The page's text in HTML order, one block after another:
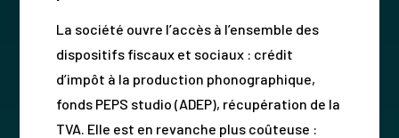
La société ouvre l’accès à l’ensemble des
dispositifs fiscaux et sociaux : crédit
d’impôt à la production phonographique,
fonds PEPS studio (ADEP), récupération de la
TVA. Elle est en revanche plus coûteuse :